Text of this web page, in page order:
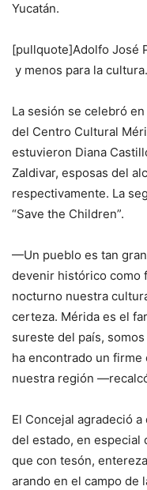
Yucatán.
[pullquote]Adolfo José
y menos para la
La sesión se celebró en
del Centro Cultural
estuvieron Diana
Zaldivar, esposas del
respectivamente. La
“Save the Children”.
—Un pueblo es tan
devenir histórico como
nocturno nuestra
certeza. Mérida es el
sureste del país,
ha encontrado un
nuestra región
El Concejal agradeció
del estado, en especial
que con tesón,
arando en el campo de